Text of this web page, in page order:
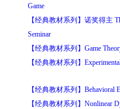
Game
【经典教材系列】诺奖得主
Seminar
【经典教材系列】Game
【经典教材系列】
【经典教材系列】Behavioral
【经典教材系列】Nonlinear